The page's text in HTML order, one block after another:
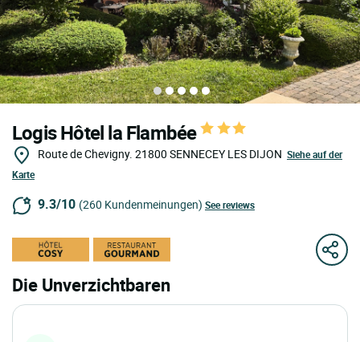
Logis Hôtel la Flambée
Route de Chevigny. 21800 SENNECEY LES DIJON Siehe auf der
Karte
9.3/10 (260 Kundenmeinungen) See reviews
Die Unverzichtbaren